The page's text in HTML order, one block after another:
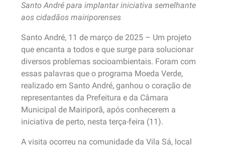
Santo André para implantar iniciativa semelhante
aos cidadãos mairiporenses
Santo André, 11 de março de 2025 – Um projeto
que encanta a todos e que surge para solucionar
diversos problemas socioambientais. Foram com
essas palavras que o programa Moeda Verde,
realizado em Santo André, ganhou o coração de
representantes da Prefeitura e da Câmara
Municipal de Mairiporã, após conhecerem a
iniciativa de perto, nesta terça-feira (11).
A visita ocorreu na comunidade da Vila Sá, local